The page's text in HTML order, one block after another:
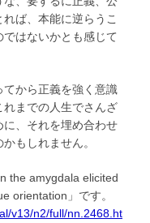
ば、本能に逆らうこ
はないかとも感じて
から正義を強く意識
までの人生でさんざ
に、それを埋め合わせ
もしれません。
the amygdala elicited
orientation」です。
v13/n2/full/nn.2468.ht